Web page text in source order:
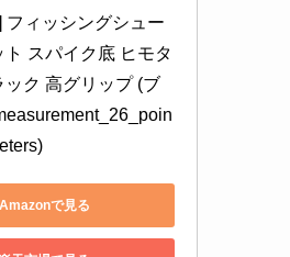
フィッシングシュー
ト スパイク底 ヒモタ
ック 高グリップ (ブ
Amazonで見る